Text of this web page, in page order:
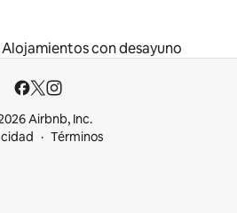
Alojamientos con desayuno
Airbnb, Inc.
Términos